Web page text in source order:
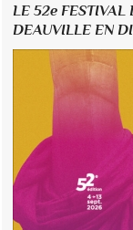
LE 52e
DEAUVILLE EN